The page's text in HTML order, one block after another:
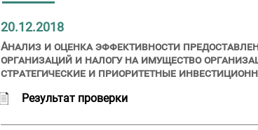
20.12.2018
Анализ и оценка эффективности
организаций и налогу на имущество
стратегические и приоритетные
Результат проверки